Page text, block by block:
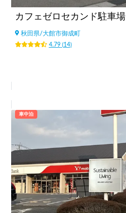
カフェゼロセカンド駐車場
秋田県/大館市御成町
4.79(14)
車中泊